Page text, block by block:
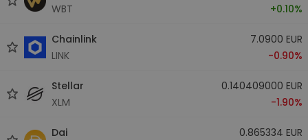
WBT
+0.10%
Chainlink
LINK
7.0900 EUR
-0.90%
Stellar
XLM
0.140409000 EUR
-1.90%
Dai
0.865334 EUR